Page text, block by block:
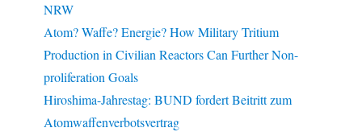
NRW
Atom? Waffe? Energie? How Military Tritium
Production in Civilian Reactors Can Further Non-
proliferation Goals
Hiroshima-Jahrestag: BUND fordert Beitritt zum
Atomwaffenverbotsvertrag